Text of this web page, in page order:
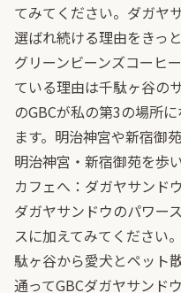
てみてください。ダガヤ
選ばれ続ける理由をきっ
グリーンビーンズコーヒ
ている理由は千駄ヶ谷の
のGBCが私の第3の場所
ます。明治神宮や新宿御
明治神宮・新宿御苑を歩
カフェへ：ダガヤサンド
ダガヤサンドウのパワー
スに加えてみてください
駄ヶ谷から愛犬とペット
通ってGBCダガヤサンド